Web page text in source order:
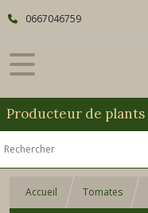
0667046759
Accueil Tomates